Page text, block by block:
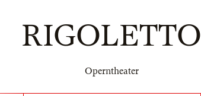
RIGOLETTO
Operntheater